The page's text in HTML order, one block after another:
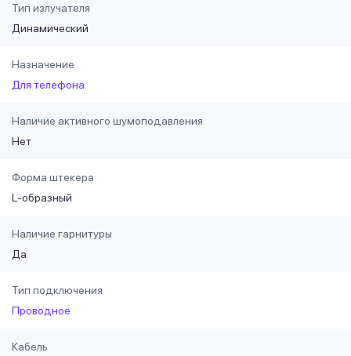
Тип излучателя
Динамический
Назначение
Для телефона
Наличие активного шумоподавления
Нет
Форма штекера
L-образный
Наличие гарнитуры
Да
Тип подключения
Проводное
Кабель